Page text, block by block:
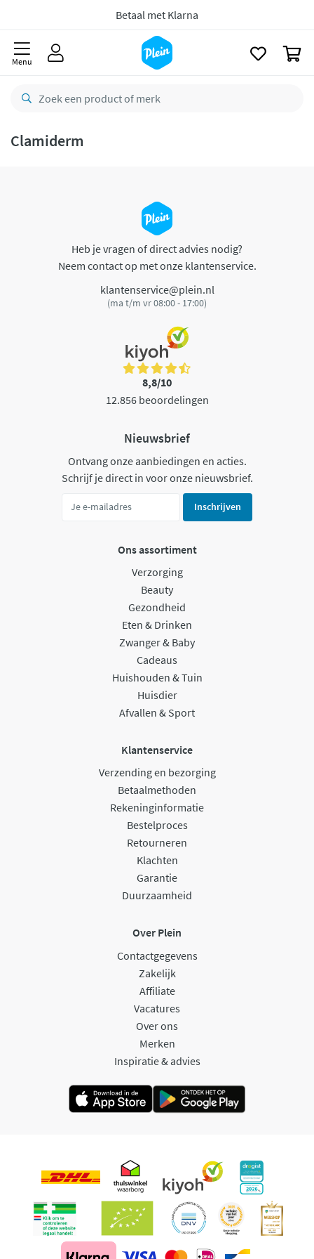
Betaal met Klarna
Menu
Clamiderm
Heb je vragen of direct advies nodig?
Neem contact op met onze klantenservice.
klantenservice@plein.nl
(ma t/m vr 08:00 - 17:00)
8,8/10
12.856 beoordelingen
Nieuwsbrief
Ontvang onze aanbiedingen en acties.
Schrijf je direct in voor onze nieuwsbrief.
Inschrijven
Ons assortiment
Verzorging
Beauty
Gezondheid
Eten & Drinken
Zwanger & Baby
Cadeaus
Huishouden & Tuin
Huisdier
Afvallen & Sport
Klantenservice
Verzending en bezorging
Betaalmethoden
Rekeninginformatie
Bestelproces
Retourneren
Klachten
Garantie
Duurzaamheid
Over Plein
Contactgegevens
Zakelijk
Affiliate
Vacatures
Over ons
Merken
Inspiratie & advies